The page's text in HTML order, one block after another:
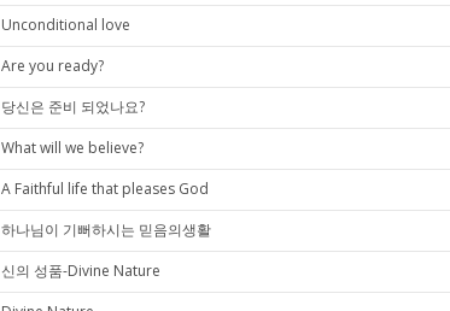
Unconditional love
Are you ready?
당신은 준비 되었나요?
What will we believe?
A Faithful life that pleases God
하나님이 기뻐하시는 믿음의생활
신의 성품-Divine Nature